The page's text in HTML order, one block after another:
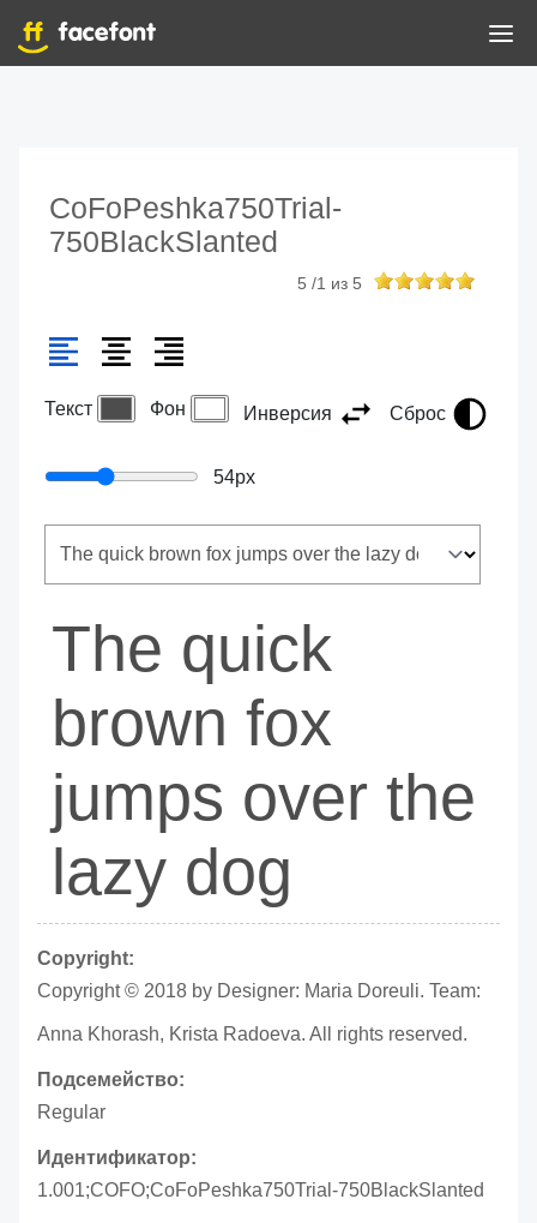
CoFoPeshka750Trial-
750BlackSlanted
5 /1 из 5
Текст Фон Инверсия Сброс
54px
The quick
brown fox
jumps over the
lazy dog
Copyright:
Copyright © 2018 by Designer: Maria Doreuli. Team:
Anna Khorash, Krista Radoeva. All rights reserved.
Подсемейство:
Regular
Идентификатор:
1.001;COFO;CoFoPeshka750Trial-750BlackSlanted